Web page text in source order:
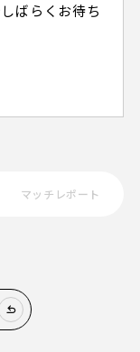
ばらくお待ち
マッチレポート